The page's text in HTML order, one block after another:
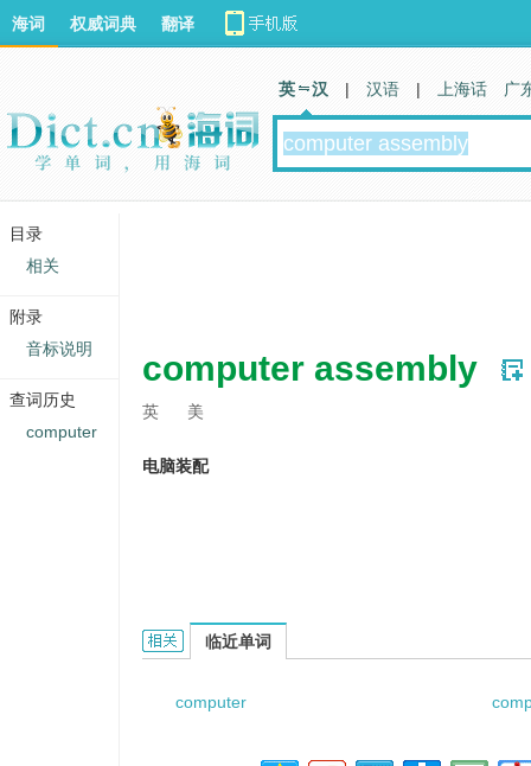
computer assembly
英 美
电脑装配
Computer Assembly的相关资料：
临近单词
computer
海词 权威词典 翻译
英 汉 | 汉语 | 上海话 广
目录
相关
附录
音标说明
查词历史
computer